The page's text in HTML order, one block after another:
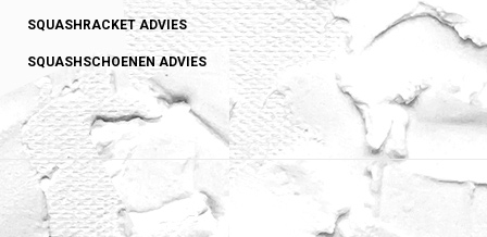
SQUASHRACKET ADVIES
SQUASHSCHOENEN ADVIES